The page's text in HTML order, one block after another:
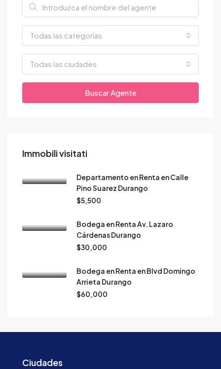
Todas las categorías
Todas las ciudades
Buscar Agente
Immobili visitati
Departamento en Renta en Calle
Pino Suarez Durango
$5,500
Bodega en Renta Av. Lazaro
Cárdenas Durango
$30,000
Bodega en Renta en Blvd Domingo
Arrieta Durango
$60,000
Ciudades